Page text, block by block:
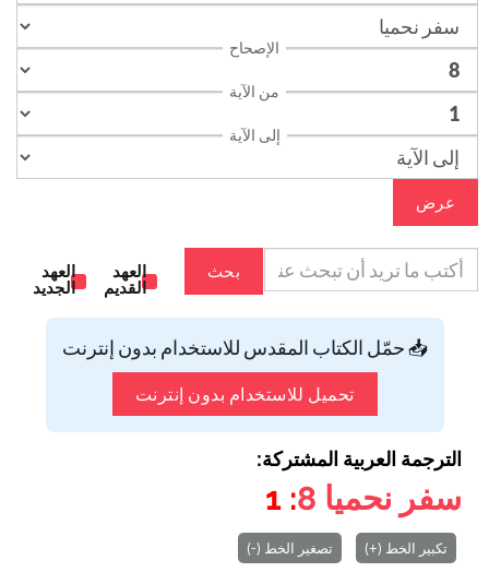
الإصحاح
من الآية
إلى الآية
عرض
بحث
العهد
القديم
العهد
الجديد
📥 حمّل الكتاب المقدس للاستخدام بدون إنترنت
تحميل للاستخدام بدون إنترنت
الترجمة العربية المشتركة:
سفر نحميا 8
: 1
تكبير الخط (+) تصغير الخط (-)